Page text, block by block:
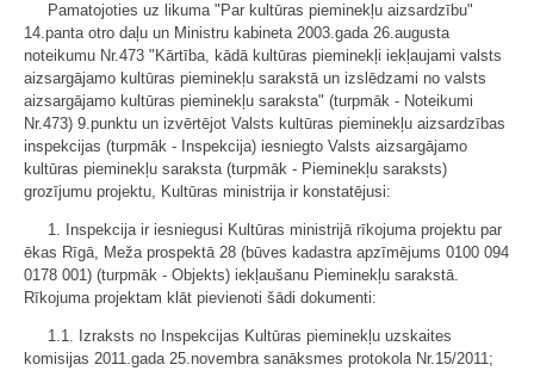
Pamatojoties uz likuma "Par kultūras pieminekļu aizsardzību"
14.panta otro daļu un Ministru kabineta 2003.gada 26.augusta
noteikumu Nr.473 "Kārtība, kādā kultūras pieminekļi iekļaujami valsts
aizsargājamo kultūras pieminekļu sarakstā un izslēdzami no valsts
aizsargājamo kultūras pieminekļu saraksta" (turpmāk - Noteikumi
Nr.473) 9.punktu un izvērtējot Valsts kultūras pieminekļu aizsardzības
inspekcijas (turpmāk - Inspekcija) iesniegto Valsts aizsargājamo
kultūras pieminekļu saraksta (turpmāk - Pieminekļu saraksts)
grozījumu projektu, Kultūras ministrija ir konstatējusi:
1. Inspekcija ir iesniegusi Kultūras ministrijā rīkojuma projektu par
ēkas Rīgā, Meža prospektā 28 (būves kadastra apzīmējums 0100 094
0178 001) (turpmāk - Objekts) iekļaušanu Pieminekļu sarakstā.
Rīkojuma projektam klāt pievienoti šādi dokumenti:
1.1. Izraksts no Inspekcijas Kultūras pieminekļu uzskaites
komisijas 2011.gada 25.novembra sanāksmes protokola Nr.15/2011;